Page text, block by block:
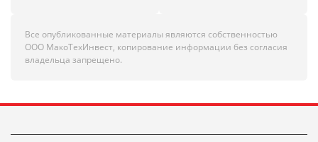
Все опубликованные материалы являются собственностью
ООО МакоТехИнвест, копирование информации без согласия
владельца запрещено.